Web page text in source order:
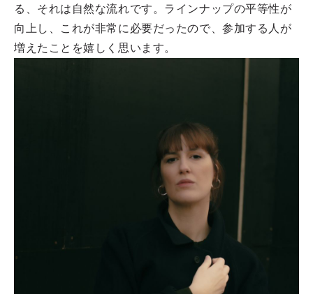
る、それは自然な流れです。ラインナップの平等性が
向上し、これが非常に必要だったので、参加する人が
増えたことを嬉しく思います。